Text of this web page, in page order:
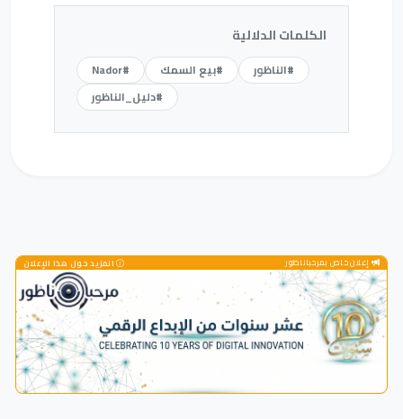
الكلمات الدلالية
#الناظور #بيع السمك
#Nador
#دليل_الناظور
إعلان خاص بمرحباناظور المزيد حول هذا الإعلان